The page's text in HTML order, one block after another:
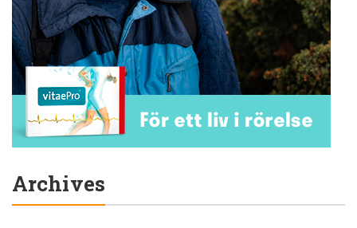
Archives